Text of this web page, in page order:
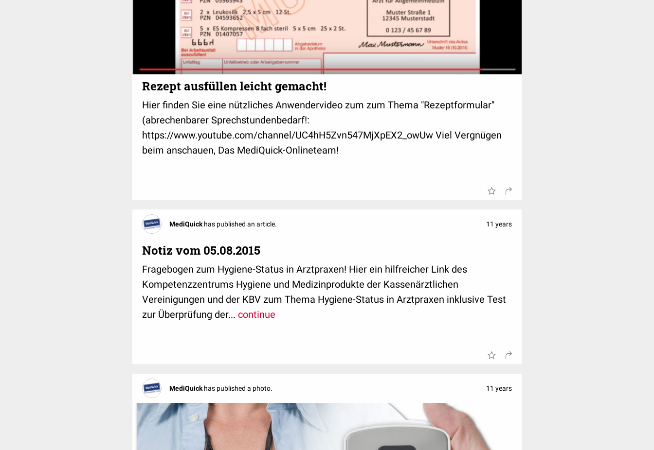
erfolgreichen Arbeit durch die Zertifizierung nach
DIN EN ISO 13485:2003 + AC:2009.
Das bedeutet für Sie Sicherheit in der Abwicklung Ihrer
Aufträge.
Sie erreichen unseren Kundenservice persönlich zu folgenden
Zeiten:
Montag, Dienstag, Donnerstag 8.00 - 18.00 Uhr
Mittwoch, Freitag 8.00 - 16.30 Uhr
Rezept ausfüllen leicht gemacht!
Hier finden Sie eine nützliches Anwendervideo zum zum Thema "Rezeptformular"
(abrechenbarer Sprechstundenbedarf!:
https://www.youtube.com/channel/UC4hH5Zvn547MjXpEX2_owUw Viel Vergnügen
beim anschauen, Das MediQuick-Onlineteam!
MediQuickhas published an article. 11 years
Notiz vom 05.08.2015
Fragebogen zum Hygiene-Status in Arztpraxen! Hier ein hilfreicher Link des
Kompetenzzentrums Hygiene und Medizinprodukte der Kassenärztlichen
Vereinigungen und der KBV zum Thema Hygiene-Status in Arztpraxen inklusive Test
zur Überprüfung der... continue
MediQuickhas published a photo. 11 years